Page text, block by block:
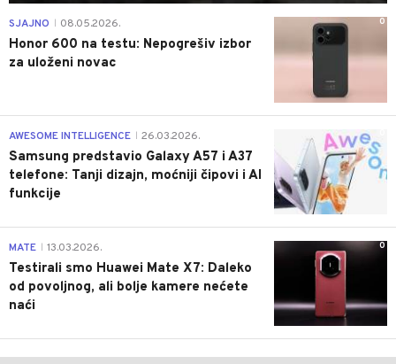
0
SJAJNO 08.05.2026.
Honor 600 na testu: Nepogrešiv izbor
za uloženi novac
AWESOME INTELLIGENCE 26.03.2026.
Samsung predstavio Galaxy A57 i A37
telefone: Tanji dizajn, moćniji čipovi i AI
funkcije
0
MATE 13.03.2026.
Testirali smo Huawei Mate X7: Daleko
od povoljnog, ali bolje kamere nećete
naći